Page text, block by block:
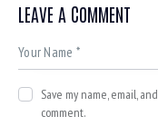
LEAVE A COMMENT
Save my name, email,
comment.